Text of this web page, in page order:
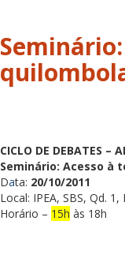
CICLO DE DEBATES –
Seminário: Acesso à
Data: 20/10/2011
Local: IPEA, SBS, Qd. 1,
Horário – 15h às 18h